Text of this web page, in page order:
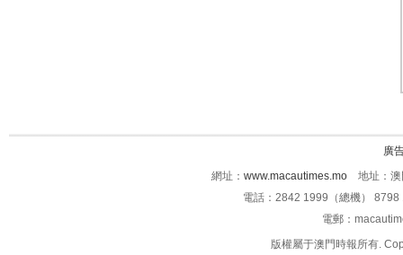
廣
網址： www.macautimes.mo 地址：澳
電話：2842 1999（總機）
電郵：
版權屬于澳門時報所有.